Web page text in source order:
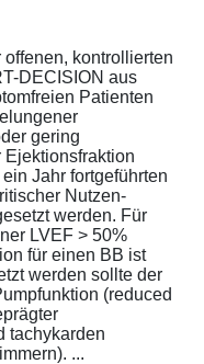
kontrollierten
DECISION aus
Patienten
gering
Jahr fortgeführten
Nutzen-
werden. Für
LVEF > 50%
für einen BB ist
werden sollte der
(reduced
tachykarden
...